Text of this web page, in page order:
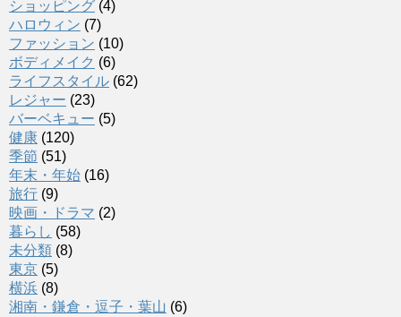
ショッピング (4)
ハロウィン (7)
ファッション (10)
ボディメイク (6)
ライフスタイル (62)
レジャー (23)
バーベキュー (5)
健康 (120)
季節 (51)
年末・年始 (16)
旅行 (9)
映画・ドラマ (2)
暮らし (58)
未分類 (8)
東京 (5)
横浜 (8)
湘南・鎌倉・逗子・葉山 (6)